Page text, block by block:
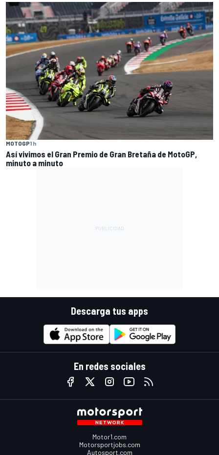
MOTOGP1 h
Así vivimos el Gran Premio de Gran Bretaña de MotoGP,
minuto a minuto
Descarga tus apps
En redes sociales
Motor1.com
Motorsportjobs.com
Autosport.com